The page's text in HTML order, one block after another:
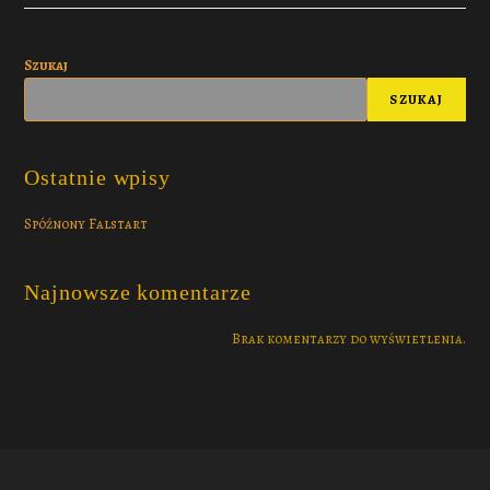
Szukaj
SZUKAJ
Ostatnie wpisy
Spóźnony Falstart
Najnowsze komentarze
Brak komentarzy do wyświetlenia.